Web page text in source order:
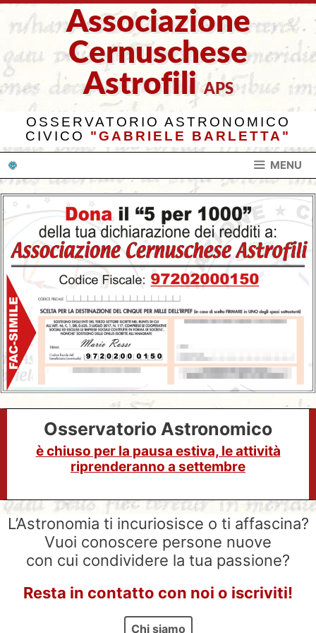
Vai
Associazione
Cernuschese
Astrofili APS
OSSERVATORIO ASTRONOMICO
CIVICO "GABRIELE BARLETTA"
MENU
Osservatorio Astronomico
è chiuso per la pausa estiva, le attività
riprenderanno a settembre
L’Astronomia ti incuriosisce o ti affascina?
Vuoi conoscere persone nuove
con cui condividere la tua passione?
Resta in contatto con noi o iscriviti!
Chi siamo